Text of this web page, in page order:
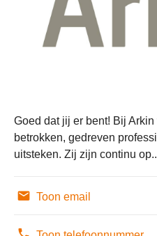
Goed dat jij er bent! Bij
betrokken, gedreven
uitsteken. Zij zijn continu
Toon email